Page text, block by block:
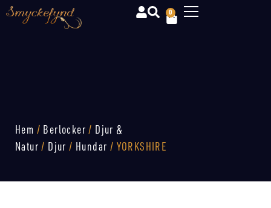
0
Hem / Berlocker / Djur &
Natur / Djur / Hundar / YORKSHIRE